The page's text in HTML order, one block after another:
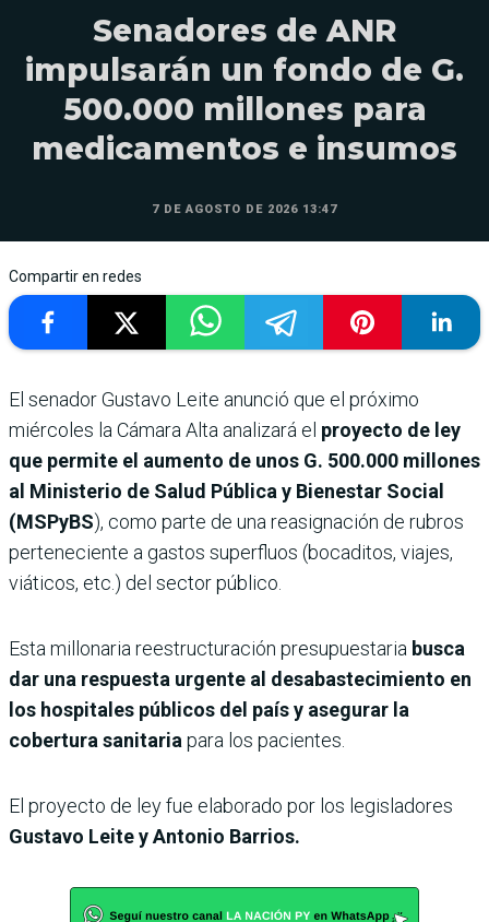
Senadores de ANR
impulsarán un fondo de G.
500.000 millones para
medicamentos e insumos
7 DE AGOSTO DE 2026 13:47
Compartir en redes
El senador Gustavo Leite anunció que el próximo
miércoles la Cámara Alta analizará el proyecto de ley
que permite el aumento de unos G. 500.000 millones
al Ministerio de Salud Pública y Bienestar Social
(MSPyBS), como parte de una reasignación de rubros
perteneciente a gastos superfluos (bocaditos, viajes,
viáticos, etc.) del sector público.
Esta millonaria reestructuración presupuestaria busca
dar una respuesta urgente al desabastecimiento en
los hospitales públicos del país y asegurar la
cobertura sanitaria para los pacientes.
El proyecto de ley fue elaborado por los legisladores
Gustavo Leite y Antonio Barrios.